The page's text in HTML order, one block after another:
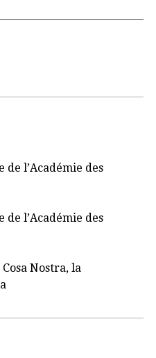
de l’Académie des
de l’Académie des
Nostra, la